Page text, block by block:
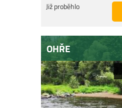
Již proběhlo
OHŘE